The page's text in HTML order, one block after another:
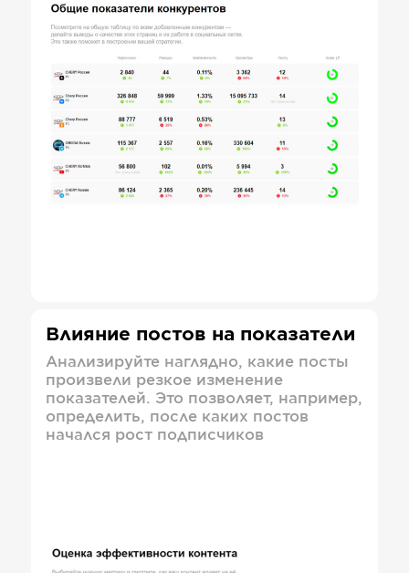
Влияние постов на показатели
Анализируйте наглядно, какие посты
произвели резкое изменение
показателей. Это позволяет, например,
определить, после каких постов
начался рост подписчиков